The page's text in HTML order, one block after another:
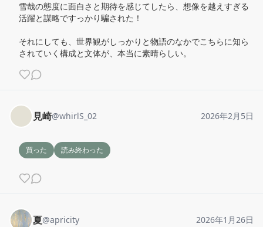
雪哉の態度に面白さと期待を感じてしたら、想像を越えすぎる
活躍と謀略ですっかり騙された！
それにしても、世界観がしっかりと物語のなかでこちらに知ら
されていく構成と文体が、本当に素晴らしい。
見崎@whirlS_02 2026年2月5日
買った 読み終わった
夏@apricity 2026年1月26日